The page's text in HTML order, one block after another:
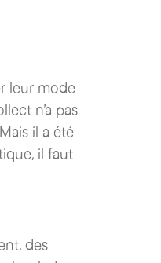
leur mode
n’a pas
il a été
il faut
des